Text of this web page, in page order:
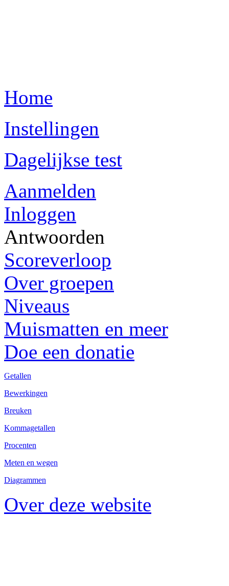
Home
Instellingen
Dagelijkse test
Aanmelden
Inloggen
Antwoorden
Scoreverloop
Over groepen
Niveaus
Muismatten en meer
Doe een donatie
Getallen
Bewerkingen
Breuken
Kommagetallen
Procenten
Meten en wegen
Diagrammen
Over deze website